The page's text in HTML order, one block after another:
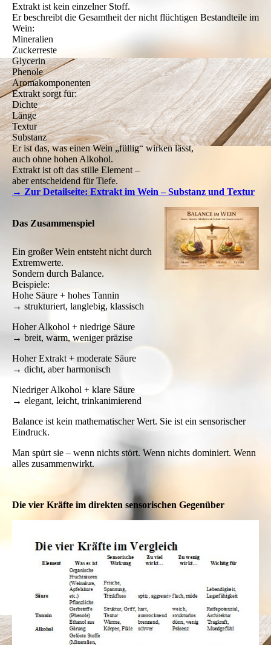
Extrakt ist kein einzelner Stoff.
Er beschreibt die Gesamtheit der nicht flüchtigen Bestandteile im
Wein:
Mineralien
Zuckerreste
Glycerin
Phenole
Aromakomponenten
Extrakt sorgt für:
Dichte
Länge
Textur
Substanz
Er ist das, was einen Wein „füllig“ wirken lässt,
auch ohne hohen Alkohol.
Extrakt ist oft das stille Element –
aber entscheidend für Tiefe.
→ Zur Detailseite: Extrakt im Wein – Substanz und Textur
Das Zusammenspiel
Ein großer Wein entsteht nicht durch
Extremwerte.
Sondern durch Balance.
Beispiele:
Hohe Säure + hohes Tannin
→ strukturiert, langlebig, klassisch
Hoher Alkohol + niedrige Säure
→ breit, warm, weniger präzise
Hoher Extrakt + moderate Säure
→ dicht, aber harmonisch
Niedriger Alkohol + klare Säure
→ elegant, leicht, trinkanimierend
Balance ist kein mathematischer Wert. Sie ist ein sensorischer
Eindruck.
Man spürt sie – wenn nichts stört. Wenn nichts dominiert. Wenn
alles zusammenwirkt.
Die vier Kräfte im direkten sensorischen Gegenüber